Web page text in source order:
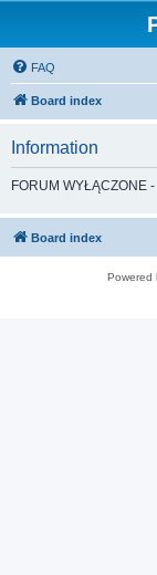
FAQ
Board index
Information
FORUM WYŁĄCZONE
Board index
Powered